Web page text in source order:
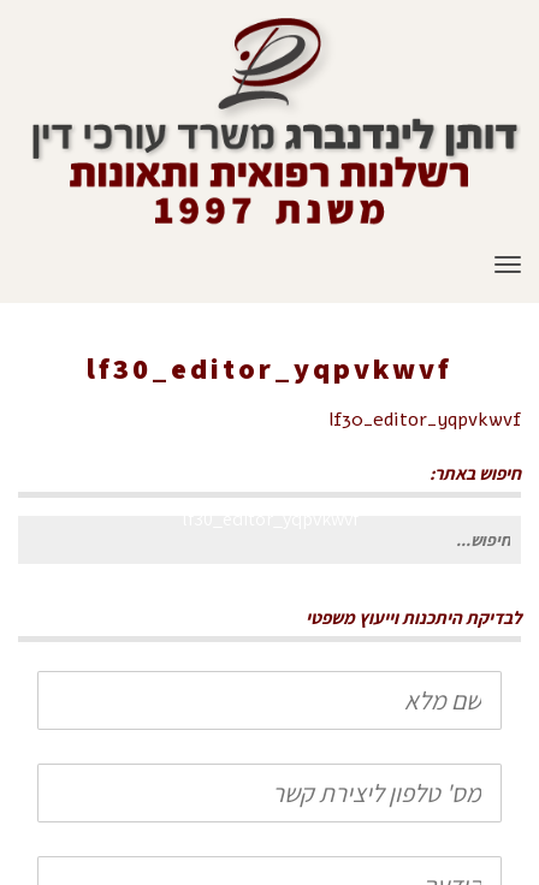
תפריט
lf30_editor_yqpvkwvf
lf30_editor_yqpvkwvf
חיפוש באתר:
חיפוש
לבדיקת היתכנות וייעוץ משפטי
שם
מלא
טלפון
הודעה